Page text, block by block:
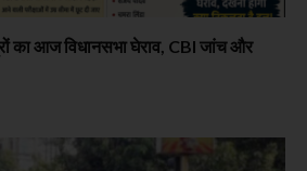
का आज विधानसभा घेराव, CBI जांच और